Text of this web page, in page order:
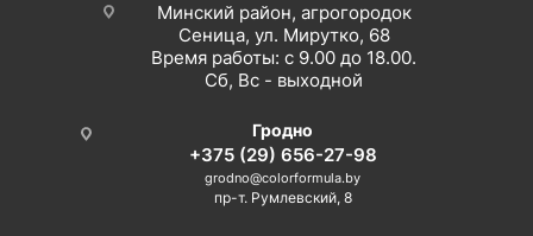
Минский район, агрогородок
Сеница, ул. Мирутко, 68
Время работы: с 9.00 до 18.00.
Сб, Вс - выходной
Гродно
+375 (29) 656-27-98
grodno@colorformula.by
пр-т. Румлевский, 8